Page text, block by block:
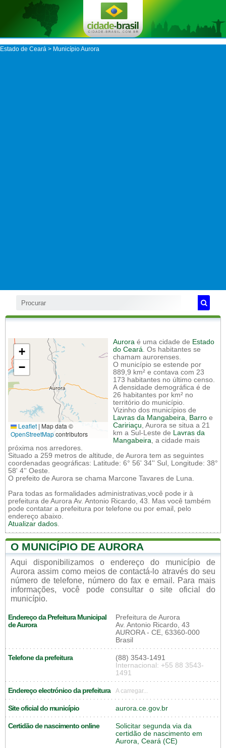
Estado de Ceará > Município Aurora
+
−
Leaflet | Map data ©
OpenStreetMapcontributors
Aurora é uma cidade de Estado
do Ceará. Os habitantes se
chamam aurorenses.
O município se estende por
889,9 km² e contava com 23
173 habitantes no último censo.
A densidade demográfica é de
26 habitantes por km² no
território do município.
Vizinho dos municípios de
Lavras da Mangabeira, Barro e
Caririaçu, Aurora se situa a 21
km a Sul-Leste de Lavras da
Mangabeira, a cidade mais
próxima nos arredores.
Situado a 259 metros de altitude, de Aurora tem as seguintes
coordenadas geográficas: Latitude: 6° 56' 34'' Sul, Longitude: 38°
58' 4'' Oeste.
O prefeito de Aurora se chama Marcone Tavares de Luna.
Para todas as formalidades administrativas,você pode ir à
prefeitura de Aurora Av. Antonio Ricardo, 43. Mas você também
pode contatar a prefeitura por telefone ou por email, pelo
endereço abaixo.
Atualizar dados.
O MUNICÍPIO DE AURORA
Aqui disponibilizamos o endereço do município de
Aurora assim como meios de contactá-lo através do seu
número de telefone, número do fax e email. Para mais
informações, você pode consultar o site oficial do
município.
Endereço da Prefeitura Municipal
de Aurora
Prefeitura de Aurora
Av. Antonio Ricardo, 43
AURORA - CE, 63360-000
Brasil
Telefone da prefeitura
(88) 3543-1491
Internacional: +55 88 3543-
1491
Endereço electrónico da prefeitura A carregar...
Site oficial do município aurora.ce.gov.br
Certidão de nascimento online
Solicitar segunda via da
certidão de nascimento em
Aurora, Ceará (CE)